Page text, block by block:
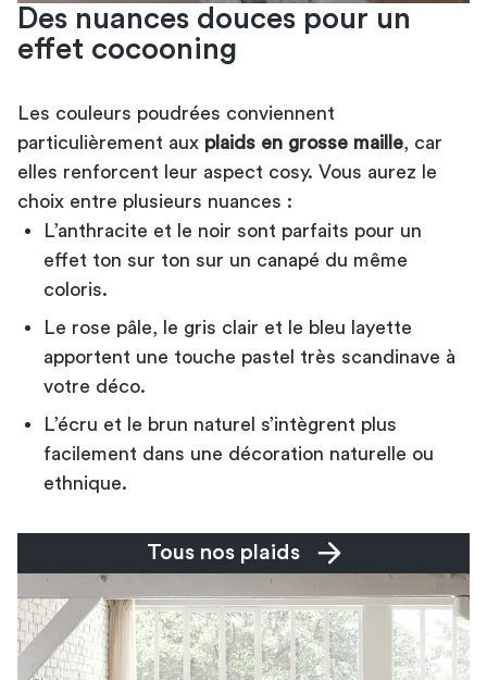
Des nuances douces pour un
effet cocooning
Les couleurs poudrées conviennent
particulièrement aux plaids en grosse maille , car
elles renforcent leur aspect cosy. Vous aurez le
choix entre plusieurs nuances :
L’anthracite et le noir sont parfaits pour un
effet ton sur ton sur un canapé du même
coloris.
Le rose pâle, le gris clair et le bleu layette
apportent une touche pastel très scandinave à
votre déco.
L’écru et le brun naturel s’intègrent plus
facilement dans une décoration naturelle ou
ethnique.
Tous nos plaids